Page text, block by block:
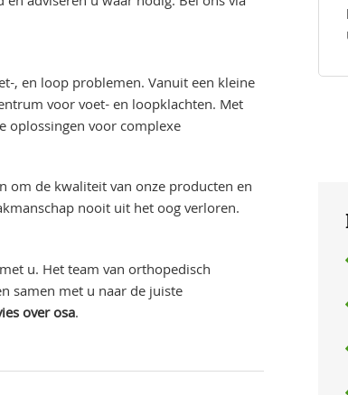
, en loop problemen. Vanuit een kleine
voor voet- en loopklachten. Met
oplossingen voor complexe
om de kwaliteit van onze producten en
nooit uit het oog verloren.
u. Het team van orthopedisch
samen met u naar de juiste
over osa.